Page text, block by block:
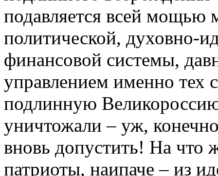
подавляется всей мощью
политической, духовно-
финансовой системы,
управлением именно тех
подлинную
уничтожали – уж,
вновь допустить! На что
патриоты, наипаче – из